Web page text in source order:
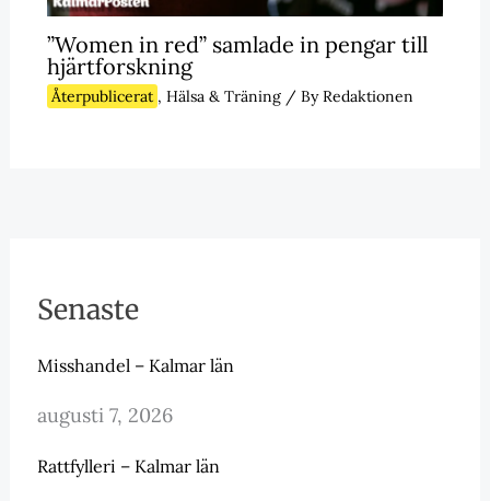
”Women in red” samlade in pengar till
hjärtforskning
Återpublicerat , Hälsa & Träning/ ByRedaktionen
Senaste
Misshandel – Kalmar län
augusti 7, 2026
Rattfylleri – Kalmar län